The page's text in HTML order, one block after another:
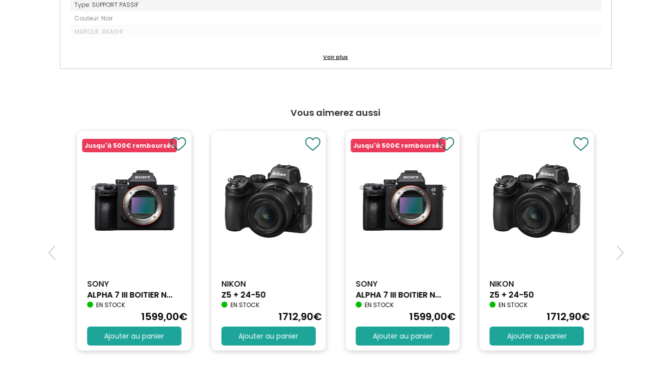
Type: SUPPORT PASSIF
Couleur: Noir
MARQUE: AKASHI
Vous aimerez aussi
Jusqu'à 500€ remboursés
SONY
ALPHA 7 III BOITIER N...
EN STOCK
1599,00€
Ajouter au panier
NIKON
Z5 + 24-50
EN STOCK
1712,90€
Ajouter au panier
Jusqu'à 500€ remboursés
SONY
ALPHA 7 III BOITIER N...
EN STOCK
1599,00€
Ajouter au panier
NIKON
Z5 + 24-50
EN STOCK
1712,90€
Ajouter au panier